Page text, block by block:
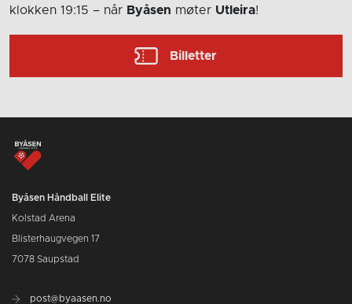
klokken 19:15 – når Byåsen møter Utleira!
Billetter
Byåsen Håndball Elite
Kolstad Arena
Blisterhaugvegen 17
7078 Saupstad
post@byaasen.no